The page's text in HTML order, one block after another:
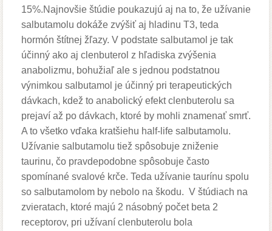
15%.Najnovšie štúdie poukazujú aj na to, že užívanie
salbutamolu dokáže zvýšiť aj hladinu T3, teda
hormón štítnej žľazy. V podstate salbutamol je tak
účinný ako aj clenbuterol z hľadiska zvýšenia
anabolizmu, bohužiaľ ale s jednou podstatnou
výnimkou salbutamol je účinný pri terapeutických
dávkach, kdež to anabolický efekt clenbuterolu sa
prejaví až po dávkach, ktoré by mohli znamenať smrť.
A to všetko vďaka kratšiehu half-life salbutamolu.
Užívanie salbutamolu tiež spôsobuje zniženie
taurinu, čo pravdepodobne spôsobuje často
spomínané svalové krče. Teda užívanie taurínu spolu
so salbutamolom by nebolo na škodu. V štúdiach na
zvieratach, ktoré majú 2 násobný počet beta 2
receptorov, pri užívaní clenbuterolu bola